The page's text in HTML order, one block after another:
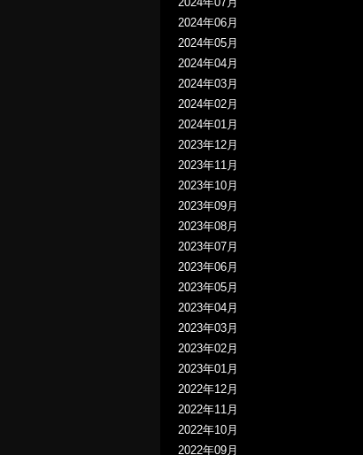
2024年06月
2024年05月
2024年04月
2024年03月
2024年02月
2024年01月
2023年12月
2023年11月
2023年10月
2023年09月
2023年08月
2023年07月
2023年06月
2023年05月
2023年04月
2023年03月
2023年02月
2023年01月
2022年12月
2022年11月
2022年10月
2022年09月